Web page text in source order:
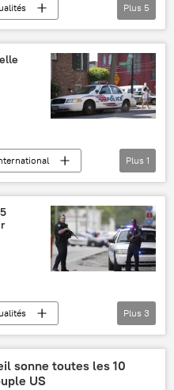
cirque
Plus 5
Plus 1
insolite
Plus 3
sonne toutes les 10
US